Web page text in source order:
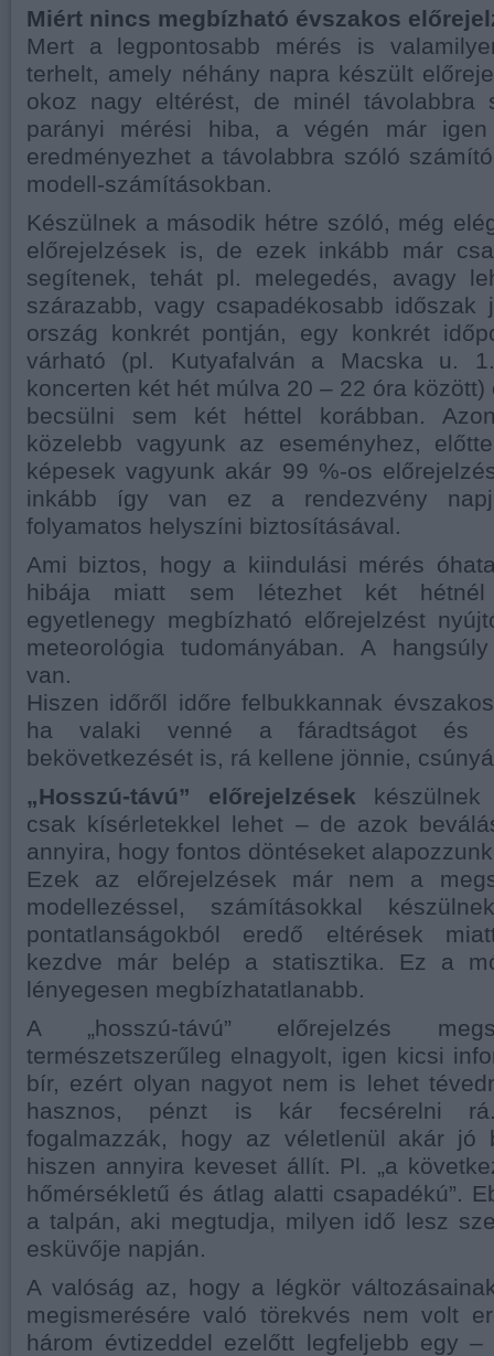
Miért nincs megbízható évszakos
Mert a legpontosabb mérés is
terhelt, amely néhány napra készült
okoz nagy eltérést, de minél távolabbra
parányi mérési hiba, a végén már igen
eredményezhet a távolabbra szóló
modell-számításokban.
Készülnek a második hétre szóló, még
előrejelzések is, de ezek inkább már
segítenek, tehát pl. melegedés, avagy
szárazabb, vagy csapadékosabb időszak
ország konkrét pontján, egy konkrét
várható (pl. Kutyafalván a Macska u.
koncerten két hét múlva 20 – 22 óra
becsülni sem két héttel korábban.
közelebb vagyunk az eseményhez,
képesek vagyunk akár 99 %-os
inkább így van ez a rendezvény
folyamatos helyszíni biztosításával.
Ami biztos, hogy a kiindulási mérés
hibája miatt sem létezhet két hétnél
egyetlenegy megbízható előrejelzést
meteorológia tudományában. A
van.
Hiszen időről időre felbukkannak
ha valaki venné a fáradtságot és
bekövetkezését is, rá kellene jönnie,
„Hosszú-távú” előrejelzések
csak kísérletekkel lehet – de azok
annyira, hogy fontos döntéseket
Ezek az előrejelzések már nem a
modellezéssel, számításokkal
pontatlanságokból eredő eltérések
kezdve már belép a statisztika. Ez a
lényegesen megbízhatatlanabb.
A „hosszú-távú” előrejelzés
természetszerűleg elnagyolt, igen kicsi
bír, ezért olyan nagyot nem is lehet
hasznos, pénzt is kár fecsérelni
fogalmazzák, hogy az véletlenül akár jó
hiszen annyira keveset állít. Pl. „a
hőmérsékletű és átlag alatti csapadékú”.
a talpán, aki megtudja, milyen idő lesz
esküvője napján.
A valóság az, hogy a légkör
megismerésére való törekvés nem volt
három évtizeddel ezelőtt legfeljebb egy